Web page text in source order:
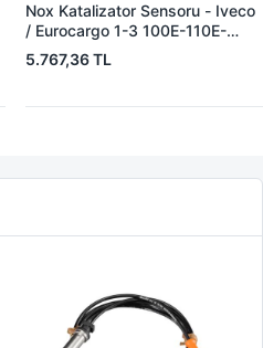
Nox Katalizator Sensoru - Iveco
/ Eurocargo 1-3 100E-110E-
120E-140E-150E-160E-180E
00>15 Stralis 440 03> Trakker
NOX1301 | OEM 5WK96615F
5.767,36 TL